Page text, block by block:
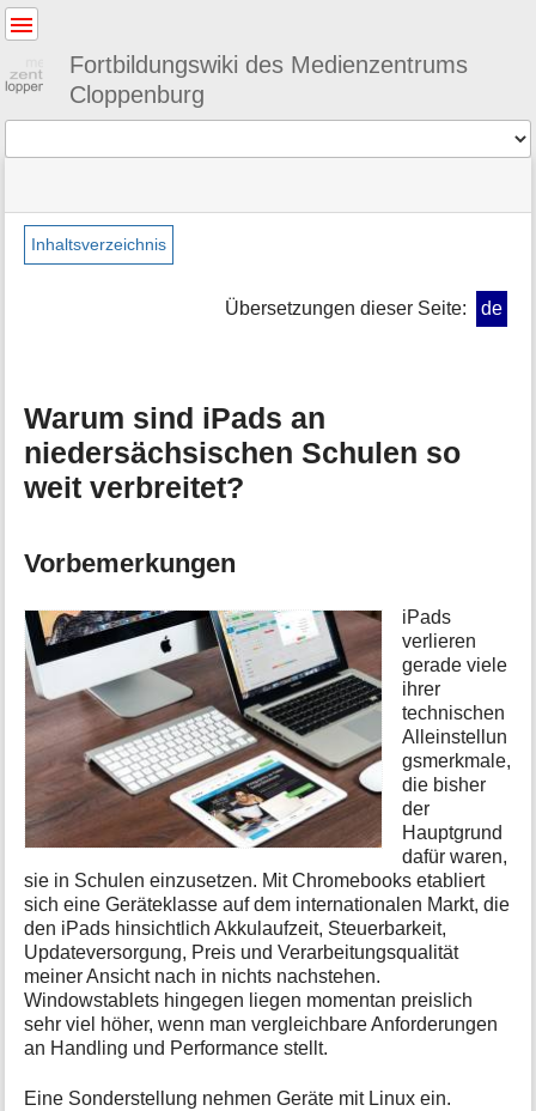
Fortbildungswiki des Medienzentrums
Cloppenburg
befinden
sich
hier:
»
tabletklassefaq3
»
Seiten-
Werkzeuge
f
r
m
i
o
e
n
z
u
r
S
e
Inhaltsverzeichnis
Übersetzungen dieser Seite: de
Warum sind iPads an
niedersächsischen Schulen so
weit verbreitet?
Vorbemerkungen
iPads
verlieren
gerade viele
ihrer
technischen
Alleinstellun
gsmerkmale,
die bisher
der
Hauptgrund
dafür waren,
sie in Schulen einzusetzen. Mit Chromebooks etabliert
sich eine Geräteklasse auf dem internationalen Markt, die
den iPads hinsichtlich Akkulaufzeit, Steuerbarkeit,
Updateversorgung, Preis und Verarbeitungsqualität
meiner Ansicht nach in nichts nachstehen.
Windowstablets hingegen liegen momentan preislich
sehr viel höher, wenn man vergleichbare Anforderungen
an Handling und Performance stellt.
Eine Sonderstellung nehmen Geräte mit Linux ein.